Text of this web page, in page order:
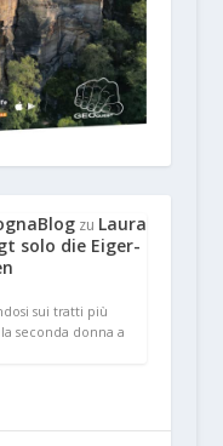
zu Laura
solo die Eiger-
sui tratti più
seconda donna a